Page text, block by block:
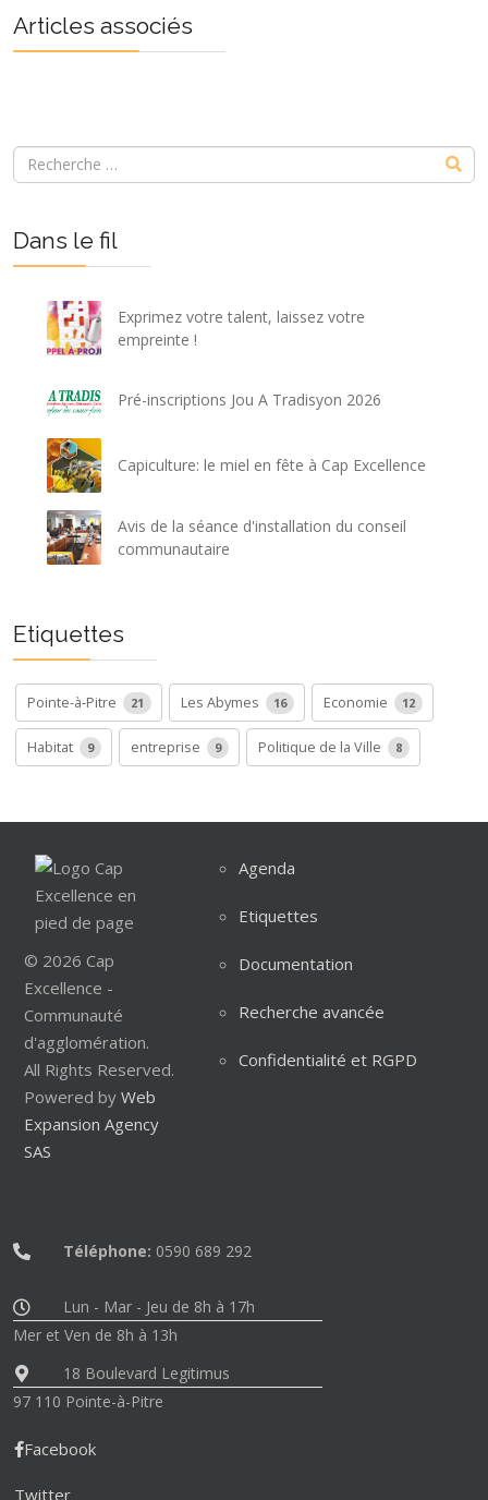
Précédent
Articles associés
Dans le fil
Exprimez votre talent, laissez votre
empreinte !
Pré-inscriptions Jou A Tradisyon 2026
Capiculture: le miel en fête à Cap Excellence
Avis de la séance d'installation du conseil
communautaire
Etiquettes
Pointe-à-Pitre 21 Les Abymes 16 Economie 12
Habitat 9 entreprise 9 Politique de la Ville 8
© 2026 Cap
Excellence -
Communauté
d'agglomération.
All Rights Reserved.
Powered by Web
Expansion Agency
SAS
Agenda
Etiquettes
Documentation
Recherche avancée
Confidentialité et RGPD
Téléphone: 0590 689 292
Lun - Mar - Jeu de 8h à 17h
Mer et Ven de 8h à 13h
18 Boulevard Legitimus
97 110 Pointe-à-Pitre
Facebook
Twitter